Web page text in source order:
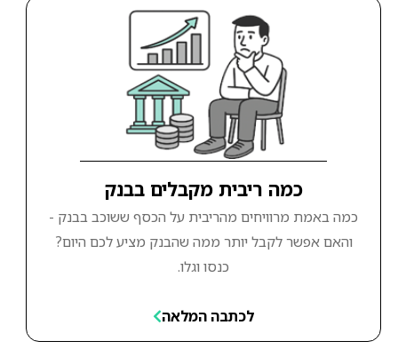
כמה ריבית מקבלים בבנק
כמה באמת מרוויחים מהריבית על הכסף ששוכב בבנק -
והאם אפשר לקבל יותר ממה שהבנק מציע לכם היום?
כנסו וגלו.
לכתבה המלאה